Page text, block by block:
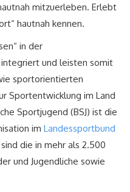
mitzuerleben. Erlebt
hautnah kennen.
in der
integriert und leisten somit
sportorientierten
Sportentwicklung im Land
Sportjugend (BSJ) ist die
im Landessportbund
die in mehr als 2.500
und Jugendliche sowie